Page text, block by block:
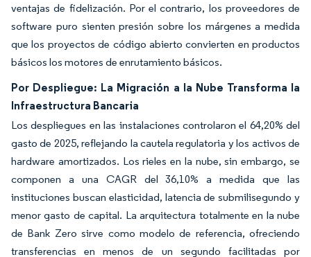
ventajas de fidelización. Por el contrario, los proveedores de
software puro sienten presión sobre los márgenes a medida
que los proyectos de código abierto convierten en productos
básicos los motores de enrutamiento básicos.
Por Despliegue: La Migración a la Nube Transforma la
Infraestructura Bancaria
Los despliegues en las instalaciones controlaron el 64,20% del
gasto de 2025, reflejando la cautela regulatoria y los activos de
hardware amortizados. Los rieles en la nube, sin embargo, se
componen a una CAGR del 36,10% a medida que las
instituciones buscan elasticidad, latencia de submilisegundo y
menor gasto de capital. La arquitectura totalmente en la nube
de Bank Zero sirve como modelo de referencia, ofreciendo
transferencias en menos de un segundo facilitadas por